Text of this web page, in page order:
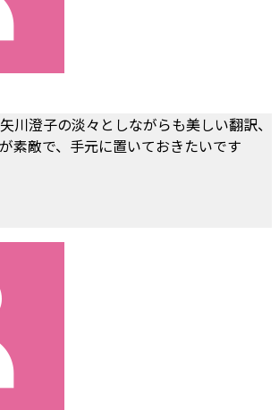
川澄子の淡々としながらも美しい翻訳、
素敵で、手元に置いておきたいです